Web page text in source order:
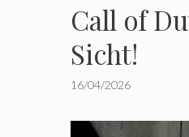
Call of
Sicht!
16/04/2026